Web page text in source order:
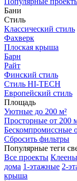
Бани
Стиль
Классический стиль
Фахверк
Плоская крыша
Барн
Райт
Финский стиль
Стиль HI-TECH
Европейский стиль
Площадь
Уютные до 200 м²
Просторные от 200
Бескомпромиссные
Сбросить фильтры
Популярные теги
Все проекты
дома 1-этажные 2-
крыша